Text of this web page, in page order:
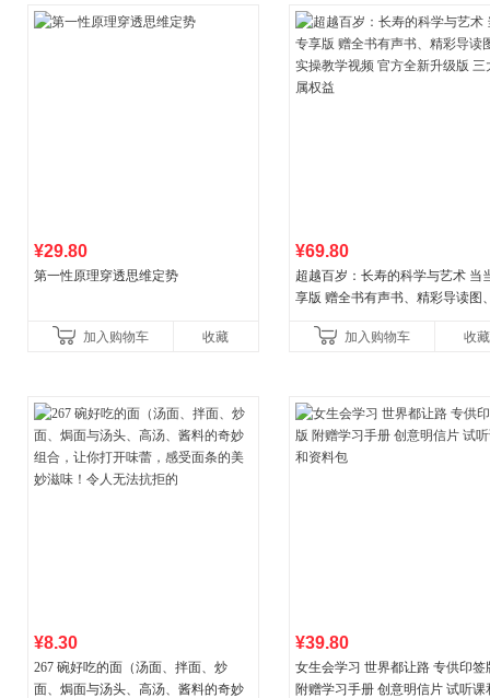
¥29.80
第一性原理穿透思维定势
加入购物车 收藏
¥69.80
超越百岁：长寿的科学与艺术 当
享版 赠全书有声书、精彩导读图
权益
加入购物车 收藏
¥8.30
267 碗好吃的面（汤面、拌面、炒
面、焗面与汤头、高汤、酱料的奇妙
¥39.80
女生会学习 世界都让路 专供印签
附赠学习手册 创意明信片 试听课